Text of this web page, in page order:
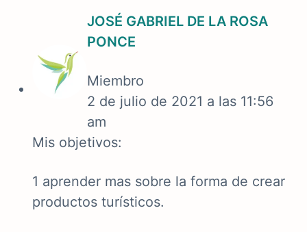
JOSÉ GABRIEL DE LA ROSA
PONCE
Miembro
2 de julio de 2021 a las 11:56
am
Mis objetivos:
1 aprender mas sobre la forma de crear
productos turísticos.